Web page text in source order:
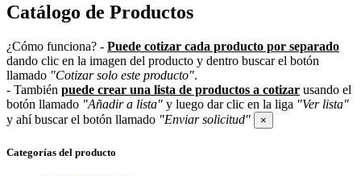
Catálogo de Productos
¿Cómo funciona? - Puede cotizar cada producto por separado
dando clic en la imagen del producto y dentro buscar el botón
llamado "Cotizar solo este producto".
- También puede crear una lista de productos a cotizar usando el
botón llamado "Añadir a lista" y luego dar clic en la liga "Ver lista"
y ahí buscar el botón llamado "Enviar solicitud" ×
Categorías del producto